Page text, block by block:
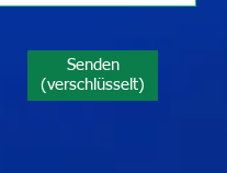
Senden
(verschlüsselt)